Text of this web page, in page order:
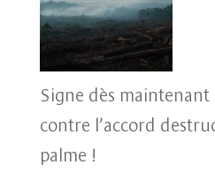
Signe dès
contre l’accord
palme !